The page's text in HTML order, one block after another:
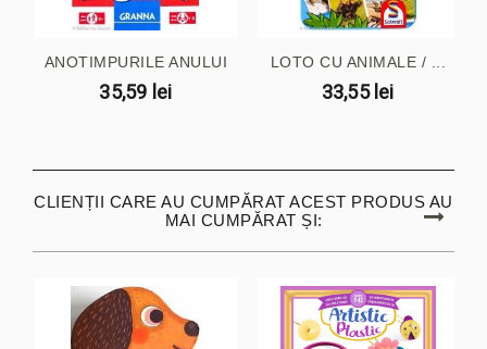
ANOTIMPURILE ANULUI
35,59 lei
LOTO CU ANIMALE / ...
33,55 lei
CLIENȚII CARE AU CUMPĂRAT ACEST PRODUS AU
MAI CUMPĂRAT ȘI: